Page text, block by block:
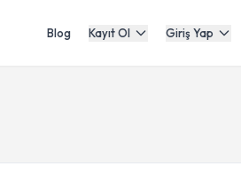
Blog Kayıt Ol Giriş Yap